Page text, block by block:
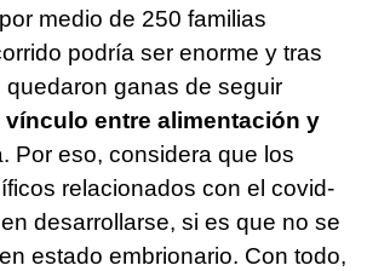
medio de 250 familias
podría ser enorme y tras
ganas de seguir
vínculo entre alimentación y
Por eso, considera que los
relacionados con el covid-
desarrollarse, si es que no se
estado embrionario. Con todo,